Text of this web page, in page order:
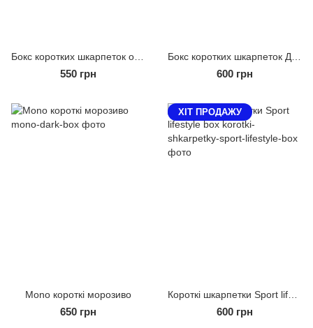
550 грн 600 грн
Mono короткі морозиво
650 грн
XIТ ПРОДАЖУ
600 грн